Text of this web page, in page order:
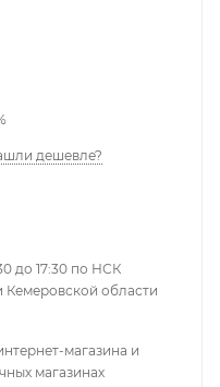
дешевле?
до 17:30 по НСК
области
магазина и
магазинах